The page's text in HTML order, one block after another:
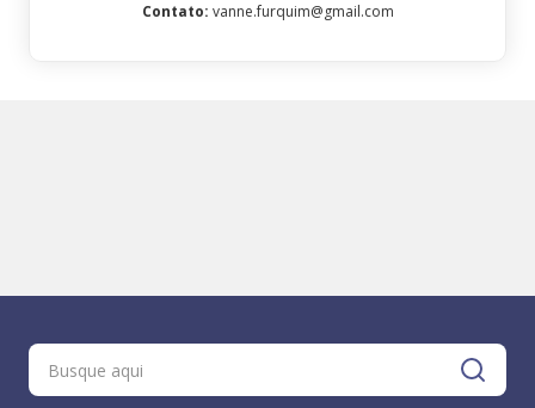
Contato: vanne.furquim@gmail.com